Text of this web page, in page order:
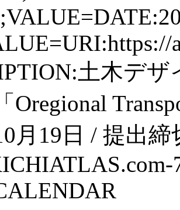
土木デ
Oregional
月19日 / 提出